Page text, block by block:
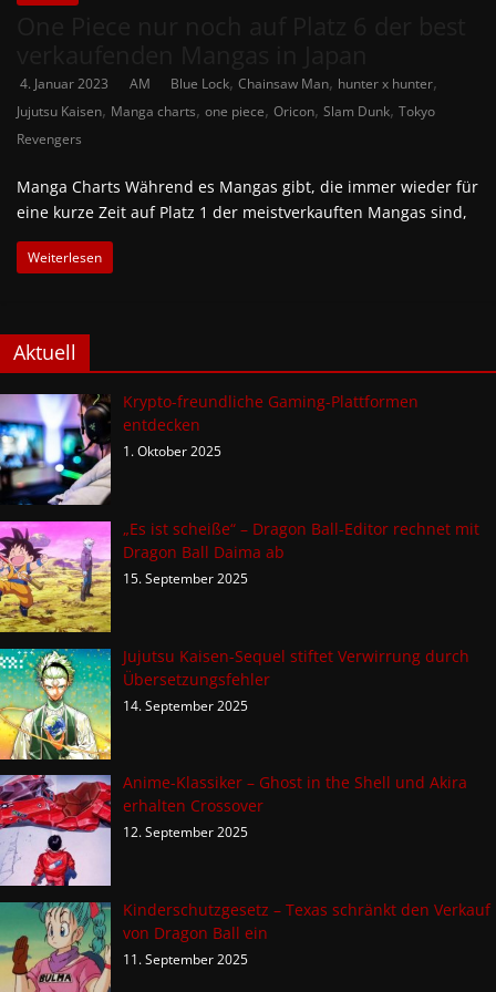
4. Januar 2023 AM Blue Lock, Chainsaw Man, hunter x hunter,
Jujutsu Kaisen, Manga charts, one piece, Oricon, Slam Dunk, Tokyo
Revengers
Manga Charts Während es Mangas gibt, die immer wieder für
eine kurze Zeit auf Platz 1 der meistverkauften Mangas sind,
Weiterlesen
Aktuell
Krypto-freundliche Gaming-Plattformen
entdecken
1. Oktober 2025
„Es ist scheiße“ – Dragon Ball-Editor rechnet mit
Dragon Ball Daima ab
15. September 2025
Jujutsu Kaisen-Sequel stiftet Verwirrung durch
Übersetzungsfehler
14. September 2025
Anime-Klassiker – Ghost in the Shell und Akira
erhalten Crossover
12. September 2025
Kinderschutzgesetz – Texas schränkt den Verkauf
von Dragon Ball ein
11. September 2025